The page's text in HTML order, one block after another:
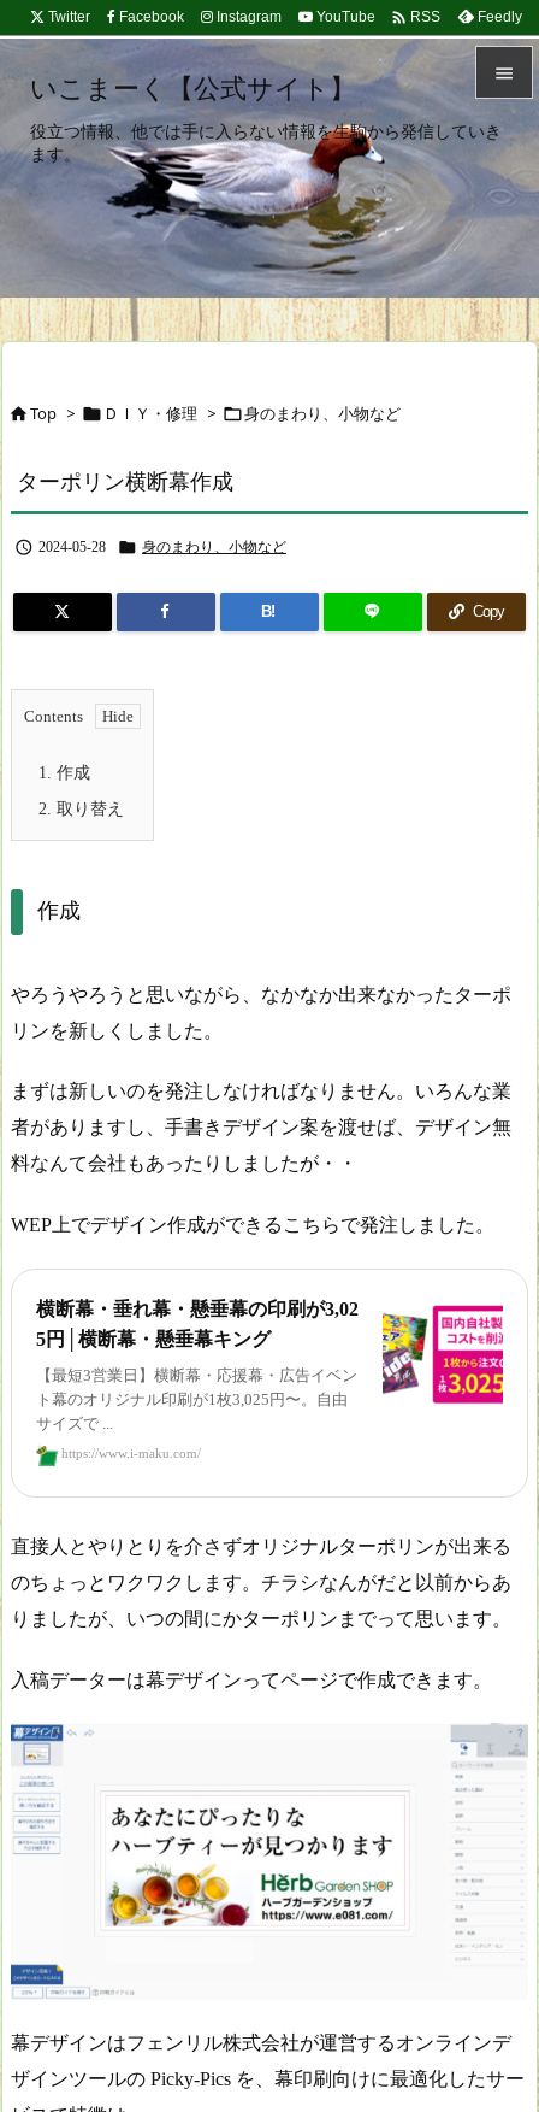


メニュ

サイド

次へ
Twitter Facebook Instagram YouTube  RSS Feedly
いこまーく【公式サイト】
役立つ情報、他では手に入らない情報を生駒から発信していき
ます。
Top >  ＤＩＹ・修理 > 身のまわり、小物など
ターポリン横断幕作成
 2024-05-28  身のまわり、小物など
B! Copy
Contents
1. 作成
2. 取り替え
作成
やろうやろうと思いながら、なかなか出来なかったターポ
リンを新しくしました。
まずは新しいのを発注しなければなりません。いろんな業
者がありますし、手書きデザイン案を渡せば、デザイン無
料なんて会社もあったりしましたが・・
WEP上でデザイン作成ができるこちらで発注しました。
横断幕・垂れ幕・懸垂幕の印刷が3,02
5円│横断幕・懸垂幕キング
【最短3営業日】横断幕・応援幕・広告イベン
ト幕のオリジナル印刷が1枚3,025円〜。自由
サイズで ...
https://www.i-maku.com/
直接人とやりとりを介さずオリジナルターポリンが出来る
のちょっとワクワクします。チラシなんがだと以前からあ
りましたが、いつの間にかターポリンまでって思います。
入稿データーは幕デザインってページで作成できます。
幕デザインはフェンリル株式会社が運営するオンラインデ
ザインツールの Picky-Pics を、幕印刷向けに最適化したサー